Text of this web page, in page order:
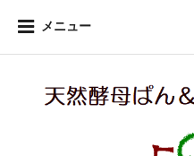
メニュー